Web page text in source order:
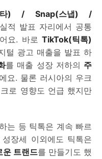
타) / Snap(스냅) /
적 발표 자리에서 공통
요. 바로 TikTok(틱톡)
털 광고 매출을 발표 하
를 매출 성장 저하의 주
요. 물론 러시아의 우크
로 영향도 언급 했지만
는 등 틱톡은 계속 빠르
장세 이외에도 틱톡은
운 트랜드를 만들기도 했